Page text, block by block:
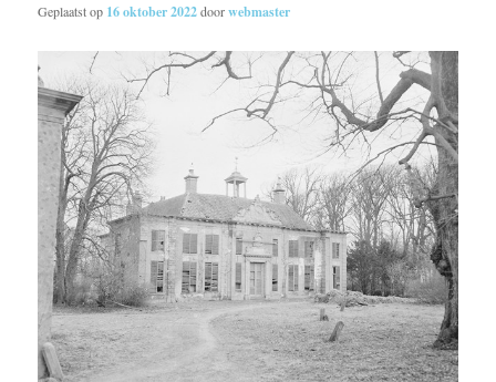
Geplaatst op 16 oktober 2022doorwebmaster